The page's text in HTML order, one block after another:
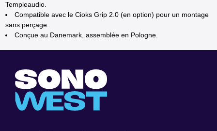
Templeaudio.
Compatible avec le Cioks Grip 2.0 (en option) pour un montage
sans perçage.
Conçue au Danemark, assemblée en Pologne.